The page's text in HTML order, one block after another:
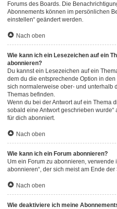
Forums des Boards. Die
Abonnements können im persönlichen
einstellen“ geändert werden.
Nach oben
Wie kann ich ein Lesezeichen auf ein
abonnieren?
Du kannst ein Lesezeichen auf ein
dem du die entsprechende Option in den
sich normalerweise ober- und unterhalb
Themas befinden.
Wenn du bei der Antwort auf ein Thema
sobald eine Antwort geschrieben
für dich abonniert.
Nach oben
Wie kann ich ein Forum abonnieren?
Um ein Forum zu abonnieren, verwende
abonnieren“, der sich meist am Ende
Nach oben
Wie deaktiviere ich meine